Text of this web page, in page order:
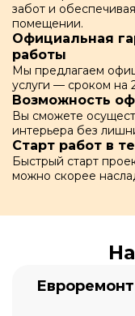
забот и
помещении.
Официальная
работы
Мы предлагаем
услуги — сроком на
Возможность
Вы сможете
интерьера без
Старт работ в
Быстрый старт
можно скорее